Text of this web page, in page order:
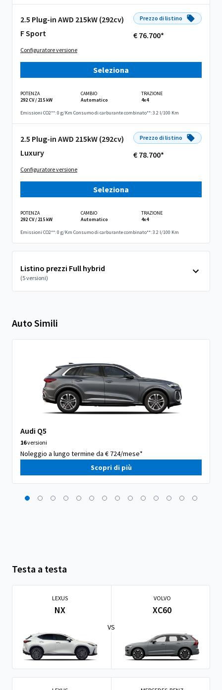
2.5 Plug-in AWD 215kW (292cv)
F Sport
Configuratore versione
Prezzo di listino
€ 76.700*
Seleziona
POTENZA
292 CV / 215 kW
CAMBIO
Automatico
TRAZIONE
4x4
Emissioni CO2**: 0 g/Km Consumo di carburante combinato**: 3.2 l/100 Km
2.5 Plug-in AWD 215kW (292cv)
Luxury
Configuratore versione
Prezzo di listino
€ 78.700*
Seleziona
POTENZA
292 CV / 215 kW
CAMBIO
Automatico
TRAZIONE
4x4
Emissioni CO2**: 0 g/Km Consumo di carburante combinato**: 3.2 l/100 Km
Listino prezzi Full hybrid
(5 versioni)
Auto Simili
Audi Q5
16versioni
Noleggio a lungo termine da € 724/mese*
Scopri di più
Testa a testa
LEXUS
NX
VS
VOLVO
XC60